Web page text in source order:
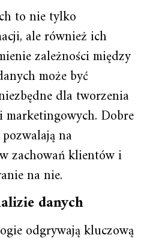
to nie tylko
ale również ich
zależności między
może być
dla tworzenia
Dobre
na
zachowań klientów i
na nie.
danych
odgrywają kluczową